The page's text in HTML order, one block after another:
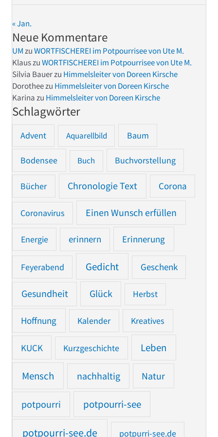
« Jan.
Neue Kommentare
UMzuWORTFISCHEREI im Potpourrisee von Ute M.
KlauszuWORTFISCHEREI im Potpourrisee von Ute M.
Silvia Bauerzu Himmelsleiter von Doreen Kirsche
Dorotheezu Himmelsleiter von Doreen Kirsche
Karinazu Himmelsleiter von Doreen Kirsche
Schlagwörter
Advent Aquarellbild Baum
Bodensee Buch Buchvorstellung
Bücher Chronologie Text Corona
Coronavirus Einen Wunsch erfüllen
Energie erinnern Erinnerung
Feyerabend Gedicht Geschenk
Gesundheit Glück Herbst
Hoffnung Kalender Kreatives
KUCK Kurzgeschichte Leben
Mensch nachhaltig Natur
potpourri potpourri-see
potpourri-see.de potpurri-see.de